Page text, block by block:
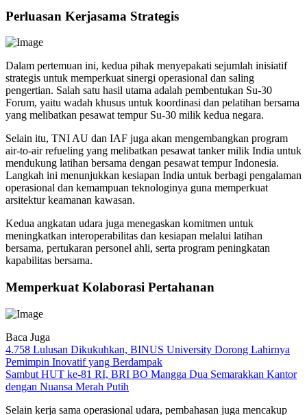
Perluasan Kerjasama Strategis
Dalam pertemuan ini, kedua pihak menyepakati sejumlah inisiatif
strategis untuk memperkuat sinergi operasional dan saling
pengertian. Salah satu hasil utama adalah pembentukan Su-30
Forum, yaitu wadah khusus untuk koordinasi dan pelatihan bersama
yang melibatkan pesawat tempur Su-30 milik kedua negara.
Selain itu, TNI AU dan IAF juga akan mengembangkan program
air-to-air refueling yang melibatkan pesawat tanker milik India untuk
mendukung latihan bersama dengan pesawat tempur Indonesia.
Langkah ini menunjukkan kesiapan India untuk berbagi pengalaman
operasional dan kemampuan teknologinya guna memperkuat
arsitektur keamanan kawasan.
Kedua angkatan udara juga menegaskan komitmen untuk
meningkatkan interoperabilitas dan kesiapan melalui latihan
bersama, pertukaran personel ahli, serta program peningkatan
kapabilitas bersama.
Memperkuat Kolaborasi Pertahanan
Baca Juga
4.758 Lulusan Dikukuhkan, BINUS University Dorong Lahirnya
Pemimpin Inovatif yang Berdampak
Sambut HUT ke-81 RI, BRI BO Mangga Dua Semarakkan Kantor
dengan Nuansa Merah Putih
Selain kerja sama operasional udara, pembahasan juga mencakup